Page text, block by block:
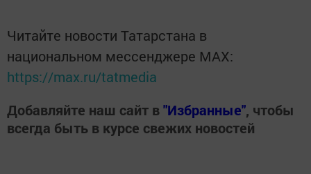
Читайте новости Татарстана в
национальном мессенджере MАХ:
https://max.ru/tatmedia
Добавляйте наш сайт в"Избранные", чтобы
всегда быть в курсе свежих новостей